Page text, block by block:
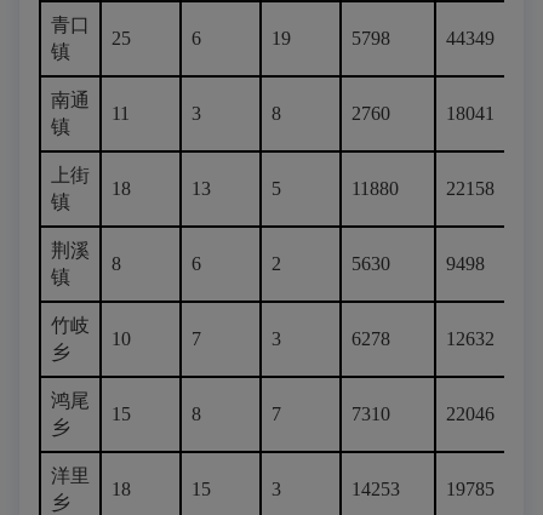
青口
镇
25 6 19 5798 44349
南通
镇
11 3 8 2760 18041
上街
镇
18 13 5 11880 22158
荆溪
镇
8 6 2 5630 9498
竹岐
乡
10 7 3 6278 12632
鸿尾
乡
15 8 7 7310 22046
洋里
乡
18 15 3 14253 19785